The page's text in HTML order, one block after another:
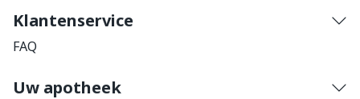
Klantenservice
FAQ
Uw apotheek